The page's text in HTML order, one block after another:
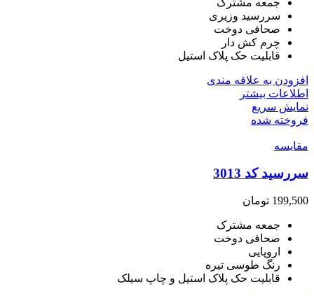
جمعه مشترک
سررسید وزیری
صحافی دوخت
چرم کش دار
قابلیت حک پلاک استیل
افزودن به علاقه مندی
اطلاعات بیشتر
نمایش سریع
فروخته شده
مقايسه
سررسید کد 3013
199,500 تومان
جمعه مشترک
صحافی دوخت
اروپایی
رنگ طوسی تیره
قابلیت حک پلاک استیل و چاپ سیلک